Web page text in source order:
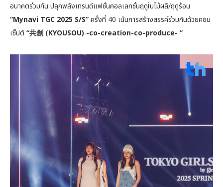
อนาคตร่วมกัน ปลุกพลังเทรนด์แฟชั่นคอลเลกชั่นฤดูใบไม้ผลิ/ฤดูร้อน
“Mynavi TGC 2025 S/S”ครั้งที่ 40 เน้นการสร้างสรรค์ร่วมกันด้วยคอน
เซ็ปต์“共創 (KYOUSOU) -co-creation-co-produce- ”